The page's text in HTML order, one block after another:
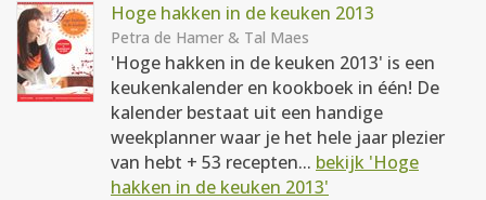
WEEKMENU'S
KOOKBOEKEN
Hoge hakken in de keuken 2013
Petra de Hamer & Tal Maes
'Hoge hakken in de keuken 2013' is een
keukenkalender en kookboek in één! De
kalender bestaat uit een handige
weekplanner waar je het hele jaar plezier
van hebt + 53 recepten... bekijk 'Hoge
hakken in de keuken 2013'